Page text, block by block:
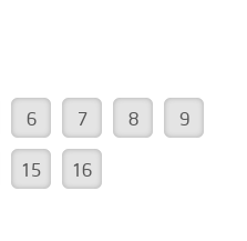
6 7 8 9
15 16